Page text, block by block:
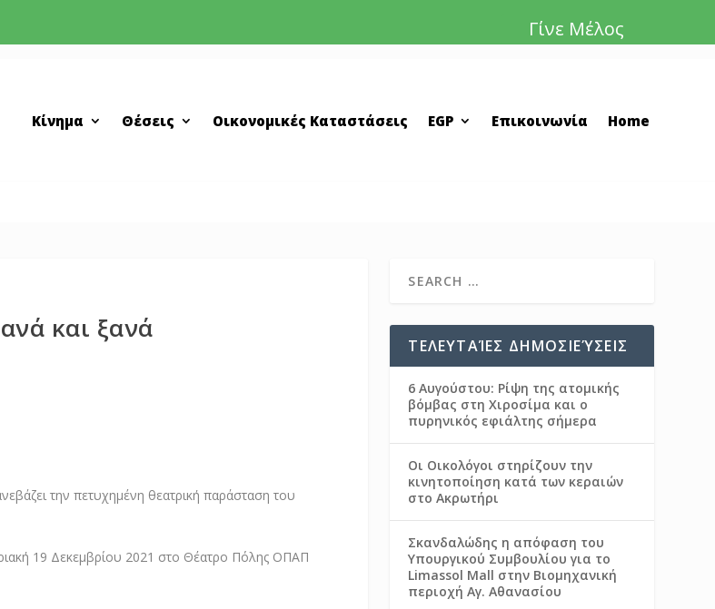
Γίνε Μέλος
Κίνημα Θέσεις Οικονομικές Καταστάσεις EGP Επικοινωνία Home
και ξανά
την πετυχημένη θεατρική παράσταση του
19 Δεκεμβρίου 2021 στο Θέατρο Πόλης ΟΠΑΠ
ΤΕΛΕΥΤΑΊΕΣ ΔΗΜΟΣΙΕΎΣΕΙΣ
6 Αυγούστου: Ρίψη της ατομικής
βόμβας στη Χιροσίμα και ο
πυρηνικός εφιάλτης σήμερα
Οι Οικολόγοι στηρίζουν την
κινητοποίηση κατά των κεραιών
στο Ακρωτήρι
Σκανδαλώδης η απόφαση του
Υπουργικού Συμβουλίου για το
Limassol Mall στην Βιομηχανική
περιοχή Αγ. Αθανασίου